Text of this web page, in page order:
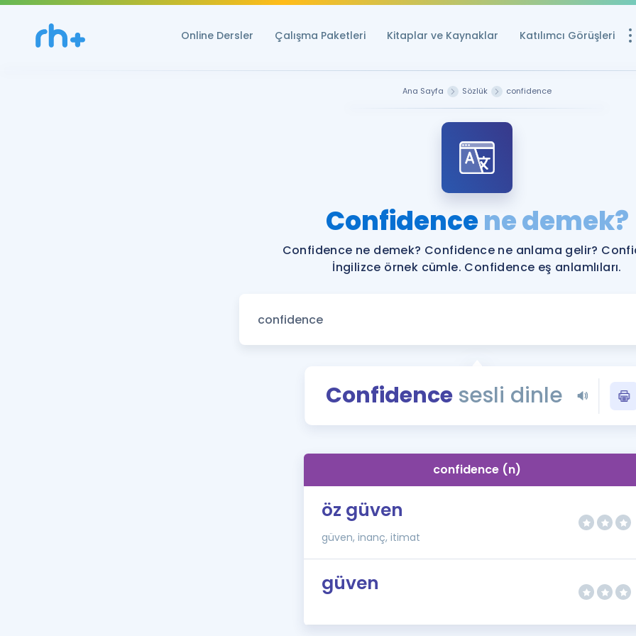
Online Dersler Çalışma Paketleri Kitaplar ve Kaynaklar Katılımcı Görüşleri
Ücretsiz
YDS ve YÖKDİL
YDS ve YÖKDİL'e
Tüm ÖSYM
YDS - YÖKDİL
İngilizce
Ana Sayfa Sözlük confidence
Confidencene demek?
Confidence ne demek? Confidence ne anlama gelir?
İngilizce örnek cümle. Confidence eş anlamlıları.
Confidence sesli dinle
confidence (n)
öz güven
güven, inanç, itimat
güven